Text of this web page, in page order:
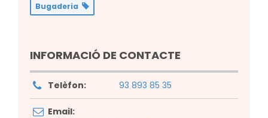
Bugaderia
INFORMACIÓ DE CONTACTE
Telèfon: 93 893 85 35
Email: